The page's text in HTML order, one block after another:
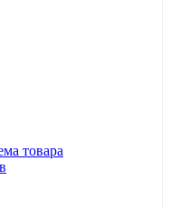
товара